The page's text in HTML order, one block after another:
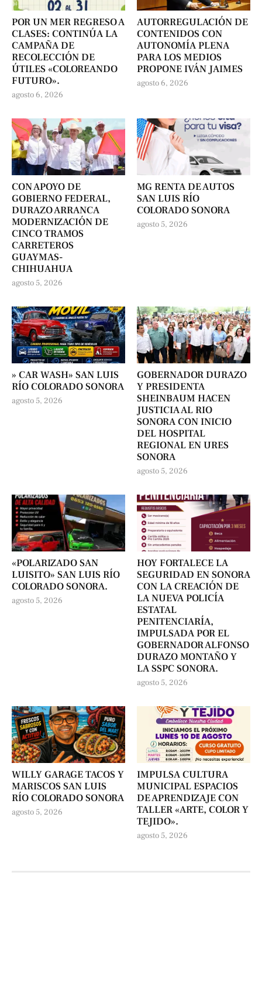
POR UN MER REGRESO A
CLASES: CONTINÚA LA
CAMPAÑA DE
RECOLECCIÓN DE
ÚTILES «COLOREANDO
FUTURO».
agosto 6, 2026
AUTORREGULACIÓN DE
CONTENIDOS CON
AUTONOMÍA PLENA
PARA LOS MEDIOS
PROPONE IVÁN JAIMES
agosto 6, 2026
CON APOYO DE
GOBIERNO FEDERAL,
DURAZO ARRANCA
MODERNIZACIÓN DE
CINCO TRAMOS
CARRETEROS
GUAYMAS-
CHIHUAHUA
agosto 5, 2026
MG RENTA DE AUTOS
SAN LUIS RÍO
COLORADO SONORA
agosto 5, 2026
» CAR WASH» SAN LUIS
RÍO COLORADO SONORA
agosto 5, 2026
GOBERNADOR DURAZO
Y PRESIDENTA
SHEINBAUM HACEN
JUSTICIA AL RIO
SONORA CON INICIO
DEL HOSPITAL
REGIONAL EN URES
SONORA
agosto 5, 2026
«POLARIZADO SAN
LUISITO» SAN LUIS RÍO
COLORADO SONORA.
agosto 5, 2026
HOY FORTALECE LA
SEGURIDAD EN SONORA
CON LA CREACIÓN DE
LA NUEVA POLICÍA
ESTATAL
PENITENCIARÍA,
IMPULSADA POR EL
GOBERNADOR ALFONSO
DURAZO MONTAÑO Y
LA SSPC SONORA.
agosto 5, 2026
WILLY GARAGE TACOS Y
MARISCOS SAN LUIS
RÍO COLORADO SONORA
agosto 5, 2026
IMPULSA CULTURA
MUNICIPAL ESPACIOS
DE APRENDIZAJE CON
TALLER «ARTE, COLOR Y
TEJIDO».
agosto 5, 2026